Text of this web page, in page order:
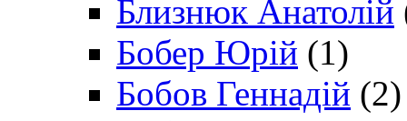
Близнюк Анатолій
Бобер Юрій (1)
Бобов Геннадій (2)